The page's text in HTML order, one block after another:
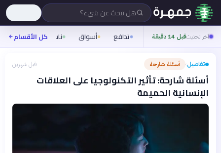
هل تبحث عن شيء؟
آخر تحديثقبل 14 دقيقة تدافع أسواق ناس روح
كل الأقسام
تفاصيل› أسئلة شارحة قبل شهرين
أسئلة شارحة: تأثير التكنولوجيا على العلاقات
الإنسانية الحميمة